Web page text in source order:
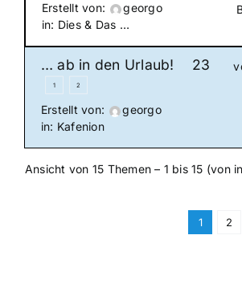
Erstellt von:
georgo
in: Dies & Das …
… ab in den Urlaub!
1 2
Erstellt von:
georgo
in: Kafenion
23
Ansicht von 15 Themen – 1 bis 15 (von
1 2